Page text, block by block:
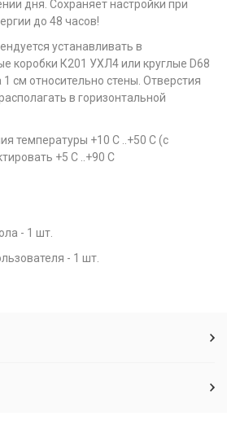
дня. Сохраняет настройки при
до 48 часов!
устанавливать в
коробки К201 УХЛ4 или круглые D68
см относительно стены. Отверстия
в горизонтальной
температуры +10 С ..+50 С (с
+5 С ..+90 С
- 1 шт.
- 1 шт.